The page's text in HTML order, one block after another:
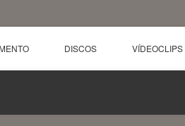
DISCOS VÍDEOCLIPS